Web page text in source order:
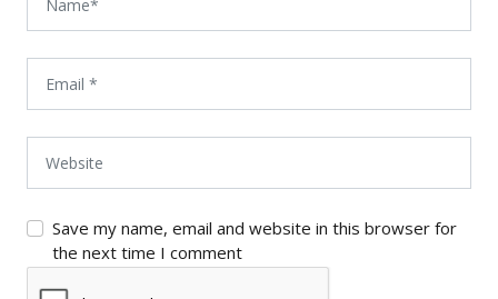
Save my name, email and website in this browser for
the next time I comment